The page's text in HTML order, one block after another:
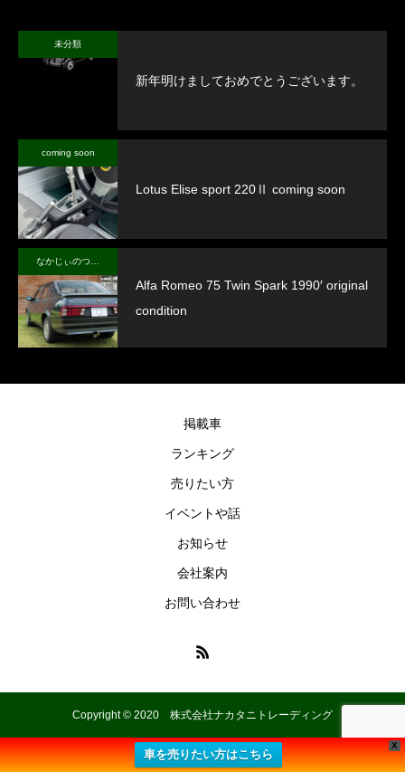
未分類
新年明けましておめでとうございます。
coming soon
Lotus Elise sport 220Ⅱ coming soon
Alfa Romeo 75 Twin Spark 1990′ original
condition
掲載車
ランキング
売りたい方
イベントや話
お知らせ
会社案内
お問い合わせ
Copyright © 2020 株式会社ナカタニトレーディング
X
車を売りたい方はこちら